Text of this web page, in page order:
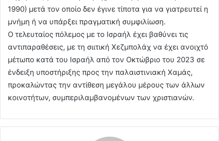
1990) μετά τον οποίο δεν έγινε τίποτα για να γιατρευτεί η
μνήμη ή να υπάρξει πραγματική συμφιλίωση.
Ο τελευταίος πόλεμος με το Ισραήλ έχει βαθύνει τις
αντιπαραθέσεις, με τη σιιτική Χεζμπολάχ να έχει ανοιχτό
μέτωπο κατά του Ισραήλ από τον Οκτώβριο του 2023 σε
ένδειξη υποστήριξης προς την παλαιστινιακή Χαμάς,
προκαλώντας την αντίθεση μεγάλου μέρους των άλλων
κοινοτήτων, συμπεριλαμβανομένων των χριστιανών.